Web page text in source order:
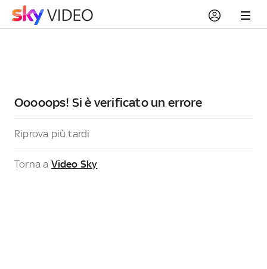
Ooooops! Si è verificato un errore
Riprova più tardi
Torna a Video Sky